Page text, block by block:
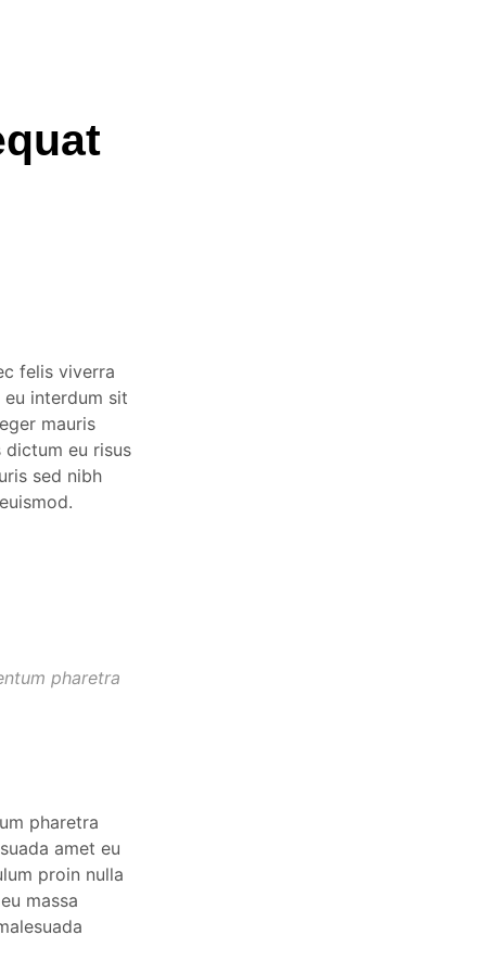
felis viverra
interdum sit
mauris
eu risus
sed nibh
pharetra
pharetra
amet eu
proin nulla
massa